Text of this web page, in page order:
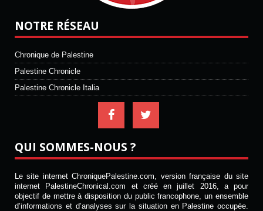
NOTRE RÉSEAU
Chronique de Palestine
Palestine Chronicle
Palestine Chronicle Italia
QUI SOMMES-NOUS ?
Le site internet ChroniquePalestine.com, version française du site
internet PalestineChronical.com et créé en juillet 2016, a pour
objectif de mettre à disposition du public francophone, un ensemble
d’informations et d’analyses sur la situation en Palestine occupée.